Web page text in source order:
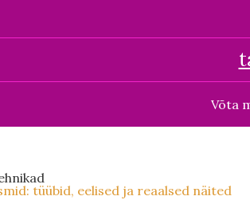
Võta
tüübid, eelised ja reaalsed näited